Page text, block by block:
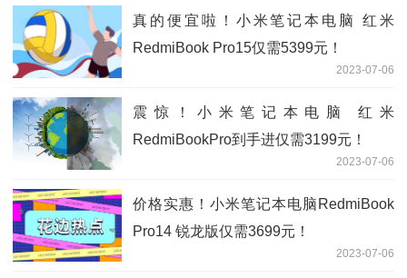
真的便宜啦！小米笔记本电脑 红米
RedmiBook Pro15仅需5399元！
2023-07-06
震惊！小米笔记本电脑 红米
RedmiBookPro到手进仅需3199元！
2023-07-06
价格实惠！小米笔记本电脑RedmiBook
Pro14 锐龙版仅需3699元！
2023-07-06